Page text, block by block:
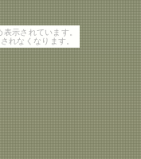
示されています。
れなくなります。